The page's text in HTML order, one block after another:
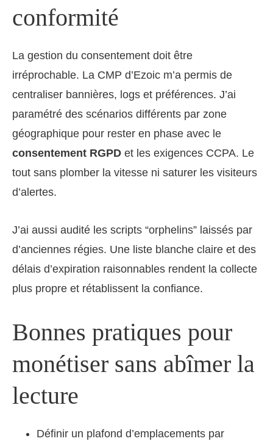
conformité
La gestion du consentement doit être
irréprochable. La CMP d’Ezoic m’a permis de
centraliser bannières, logs et préférences. J’ai
paramétré des scénarios différents par zone
géographique pour rester en phase avec le
consentement RGPD et les exigences CCPA. Le
tout sans plomber la vitesse ni saturer les visiteurs
d’alertes.
J’ai aussi audité les scripts “orphelins” laissés par
d’anciennes régies. Une liste blanche claire et des
délais d’expiration raisonnables rendent la collecte
plus propre et rétablissent la confiance.
Bonnes pratiques pour
monétiser sans abîmer la
lecture
Définir un plafond d’emplacements par